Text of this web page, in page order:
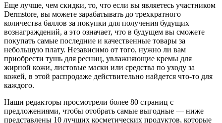
Еще лучше, чем скидки, то, что если вы являетесь участником
Dermstore, вы можете зарабатывать до трехкратного
количества баллов за покупки для получения будущих
вознаграждений, а это означает, что в будущем вы сможете
покупать самые последние и качественные товары за
небольшую плату. Независимо от того, нужно ли вам
приобрести тушь для ресниц, увлажняющие кремы для
жирной кожи, листовые маски или средства по уходу за
кожей, в этой распродаже действительно найдется что-то для
каждого.
Наши редакторы просмотрели более 80 страниц с
предложениями, чтобы отобрать самые выгодные — ниже
представлены 10 лучших косметических продуктов, которые